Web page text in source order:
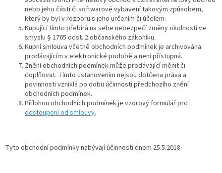
nebo jeho části či softwarové vybavení takovým způsobem,
který by byl v rozporu s jeho určením či účelem.
Kupující tímto přebírá na sebe nebezpečí změny okolností ve
smyslu § 1765 odst. 2 občanského zákoníku.
Kupní smlouva včetně obchodních podmínek je archivována
prodávajícím v elektronické podobě a není přístupná.
Znění obchodních podmínek může prodávající měnit či
doplňovat. Tímto ustanovením nejsou dotčena práva a
povinnosti vzniklá po dobu účinnosti předchozího znění
obchodních podmínek.
Přílohou obchodních podmínek je vzorový formulář pro
odstoupení od smlouvy.
Tyto obchodní podmínky nabývají účinnosti dnem 25.5.2018